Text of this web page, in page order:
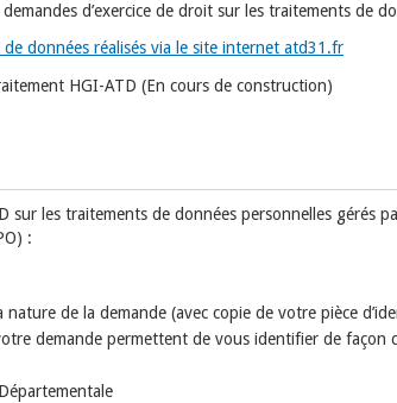
d’exercice de droit sur les traitements de
données réalisés via le site internet atd31.fr
HGI-ATD (En cours de construction)
les traitements de données personnelles gérés
:
de la demande (avec copie de votre pièce
demande permettent de vous identifier de façon